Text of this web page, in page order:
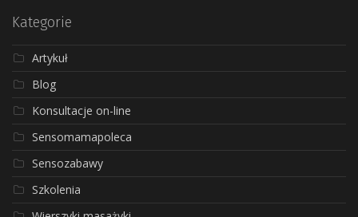
Kategorie
Artykuł
Blog
Konsultacje on-line
Sensomamapoleca
Sensozabawy
Szkolenia